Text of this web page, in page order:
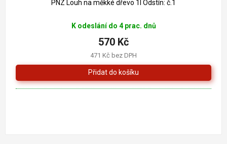
PNZ Louh na měkké dřevo 1l Odstín: č.1
K odeslání do 4 prac. dnů
471 Kč bez DPH
570 Kč